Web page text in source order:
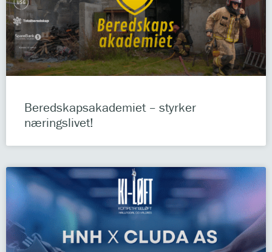
Beredskapsakademiet – styrker
næringslivet!